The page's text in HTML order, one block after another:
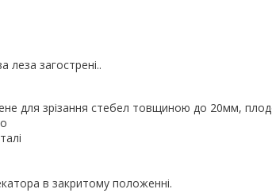
леза загострені..
для зрізання стебел товщиною до 20мм,
в закритому положенні.